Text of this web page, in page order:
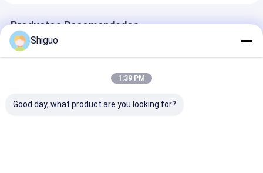
Productos Recomendados
Shiguo
1:39 PM
Good day, what product are you looking for?